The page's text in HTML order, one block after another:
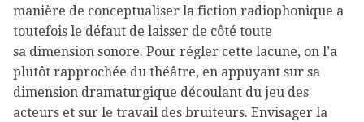
manière de conceptualiser la fiction radiophonique a
toutefois le défaut de laisser de côté toute
sa dimension sonore. Pour régler cette lacune, on l’a
plutôt rapprochée du théâtre, en appuyant sur sa
dimension dramaturgique découlant du jeu des
acteurs et sur le travail des bruiteurs. Envisager la